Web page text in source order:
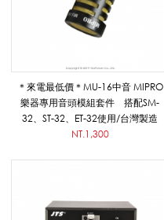
無
＊來電最低價＊MU-16中音 MIPRO
樂器專用音頭模組套件 搭配SM-
32、ST-32、ET-32使用/台灣製造
NT.1,300